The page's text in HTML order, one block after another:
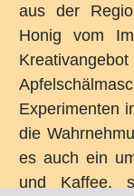
aus der
Honig vom
Experimenten
die
es auch ein
und Kaffee,